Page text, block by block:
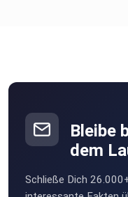
Bleibe
dem
Schließe Dich